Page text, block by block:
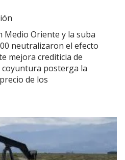
Medio Oriente y la suba
neutralizaron el efecto
mejora crediticia de
coyuntura posterga la
de los